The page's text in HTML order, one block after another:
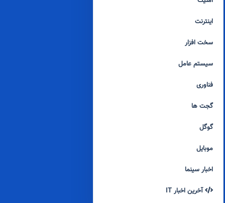
اینترنت
سخت افزار
سیستم عامل
فناوری
گجت ها
گوگل
موبایل
اخبار سینما
آخرین اخبار IT